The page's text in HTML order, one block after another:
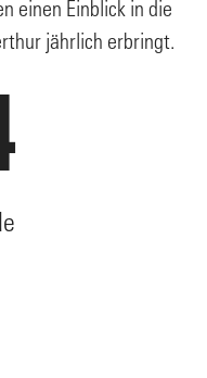
einen Einblick in die
jährlich erbringt.